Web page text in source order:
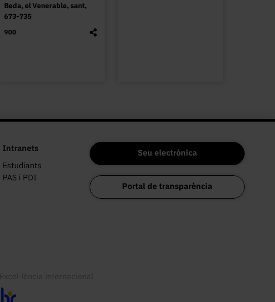
Beda, el Venerable, sant,
673-735
900
Intranets
Estudiants
PAS i PDI
Seu electrònica
Portal de transparència
Excel·lència internacional